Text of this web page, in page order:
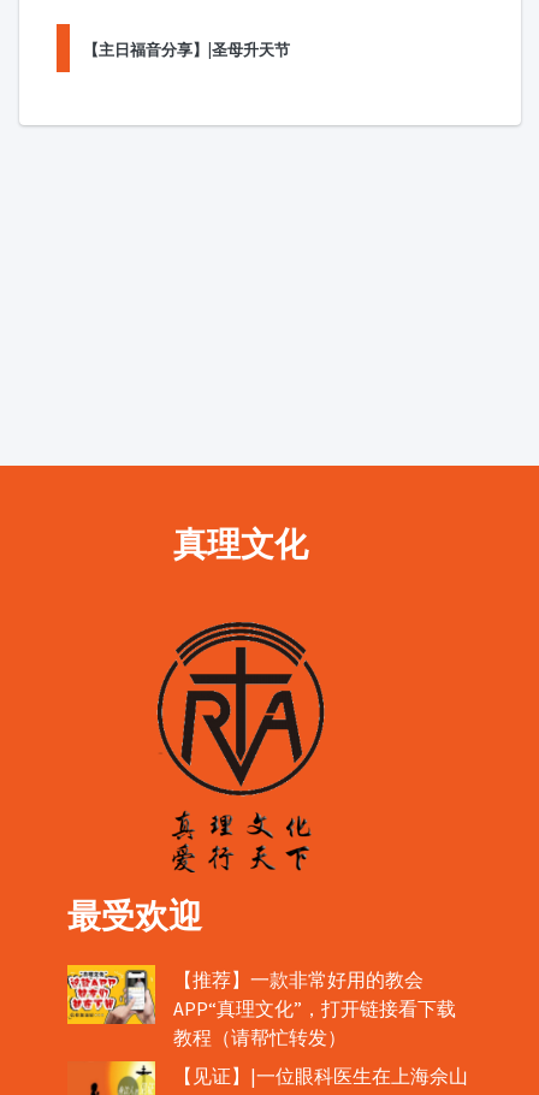
【主日福音分享】|圣母升天节
真理文化
最受欢迎
【推荐】一款非常好用的教会
APP“真理文化”，打开链接看下载
教程（请帮忙转发）
【见证】|一位眼科医生在上海佘山